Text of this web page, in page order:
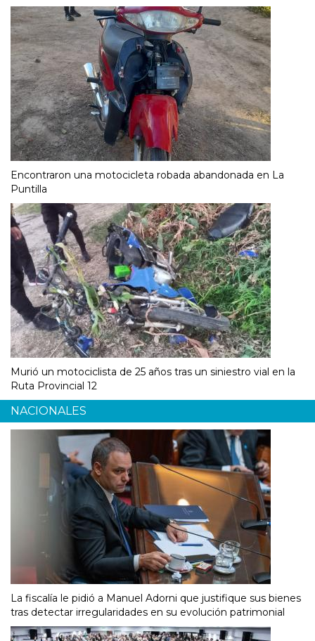
Encontraron una motocicleta robada abandonada en La
Puntilla
Murió un motociclista de 25 años tras un siniestro vial en la
Ruta Provincial 12
NACIONALES
La fiscalía le pidió a Manuel Adorni que justifique sus bienes
tras detectar irregularidades en su evolución patrimonial